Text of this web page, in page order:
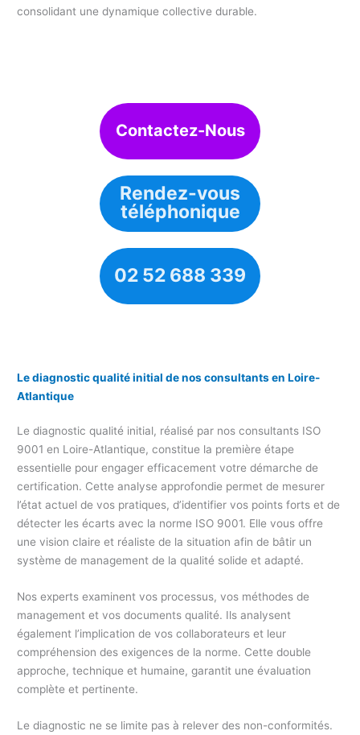
consolidant une dynamique collective durable.
Contactez-Nous
Rendez-vous
téléphonique
02 52 688 339
Le diagnostic qualité initial de nos consultants en Loire-
Atlantique
Le diagnostic qualité initial, réalisé par nos consultants ISO
9001 en Loire-Atlantique, constitue la première étape
essentielle pour engager efficacement votre démarche de
certification. Cette analyse approfondie permet de mesurer
l’état actuel de vos pratiques, d’identifier vos points forts et de
détecter les écarts avec la norme ISO 9001. Elle vous offre
une vision claire et réaliste de la situation afin de bâtir un
système de management de la qualité solide et adapté.
Nos experts examinent vos processus, vos méthodes de
management et vos documents qualité. Ils analysent
également l’implication de vos collaborateurs et leur
compréhension des exigences de la norme. Cette double
approche, technique et humaine, garantit une évaluation
complète et pertinente.
Le diagnostic ne se limite pas à relever des non-conformités.